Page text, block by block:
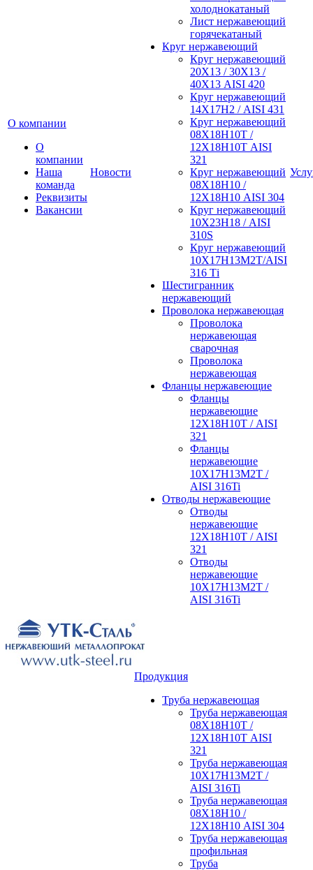
О компании
О
компании
Наша
команда
Реквизиты
Вакансии
Новости
холоднокатаный
Лист нержавеющий
горячекатаный
Круг нержавеющий
Круг нержавеющий
20Х13 / 30Х13 /
40Х13 AISI 420
Круг нержавеющий
14Х17Н2 / AISI 431
Круг нержавеющий
08Х18Н10Т /
12Х18Н10Т AISI
321
Круг нержавеющий
08Х18Н10 /
12Х18Н10 AISI 304
Круг нержавеющий
10Х23Н18 / AISI
310S
Круг нержавеющий
10Х17Н13М2Т/AISI
316 Тi
Шестигранник
нержавеющий
Проволока нержавеющая
Проволока
нержавеющая
сварочная
Проволока
нержавеющая
Фланцы нержавеющие
Фланцы
нержавеющие
12Х18Н10Т / AISI
321
Фланцы
нержавеющие
10Х17Н13М2Т /
AISI 316Ti
Отводы нержавеющие
Отводы
нержавеющие
12Х18Н10Т / AISI
321
Отводы
нержавеющие
10Х17Н13М2Т /
AISI 316Ti
Продукция
Труба нержавеющая
Труба нержавеющая
08Х18Н10Т /
12Х18Н10Т AISI
321
Труба нержавеющая
10Х17Н13М2Т /
AISI 316Ti
Труба нержавеющая
08Х18Н10 /
12Х18Н10 AISI 304
Труба нержавеющая
профильная
Труба